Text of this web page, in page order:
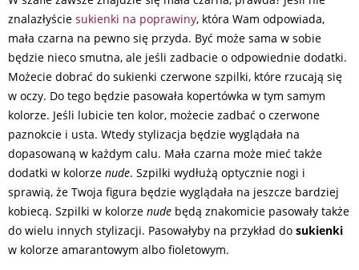
znalazłyście sukienki na poprawiny, która Wam odpowiada,
mała czarna na pewno się przyda. Być może sama w sobie
będzie nieco smutna, ale jeśli zadbacie o odpowiednie dodatki.
Możecie dobrać do sukienki czerwone szpilki, które rzucają się
w oczy. Do tego będzie pasowała kopertówka w tym samym
kolorze. Jeśli lubicie ten kolor, możecie zadbać o czerwone
paznokcie i usta. Wtedy stylizacja będzie wyglądała na
dopasowaną w każdym calu. Mała czarna może mieć także
dodatki w kolorze nude. Szpilki wydłużą optycznie nogi i
sprawią, że Twoja figura będzie wyglądała na jeszcze bardziej
kobiecą. Szpilki w kolorze nude będą znakomicie pasowały także
do wielu innych stylizacji. Pasowałyby na przykład do sukienki
w kolorze amarantowym albo fioletowym.